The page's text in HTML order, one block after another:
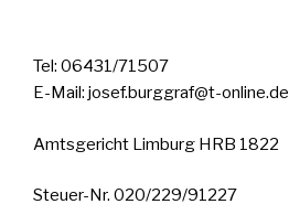
Tel: 06431/71507
E-Mail: josef.burggraf@t-online.de
Amtsgericht Limburg HRB 1822
Steuer-Nr. 020/229/91227